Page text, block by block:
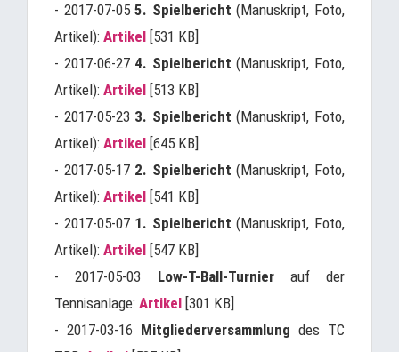
- 2017-07-055. Spielbericht (Manuskript, Foto,
Artikel): Artikel [531 KB]
- 2017-06-27 4. Spielbericht (Manuskript, Foto,
Artikel): Artikel [513 KB]
- 2017-05-23 3. Spielbericht (Manuskript, Foto,
Artikel): Artikel [645 KB]
- 2017-05-17 2. Spielbericht (Manuskript, Foto,
Artikel): Artikel [541 KB]
- 2017-05-07 1. Spielbericht (Manuskript, Foto,
Artikel): Artikel [547 KB]
- 2017-05-03 Low-T-Ball-Turnierauf der
Tennisanlage: Artikel [301 KB]
- 2017-03-16 Mitgliederversammlung des TC